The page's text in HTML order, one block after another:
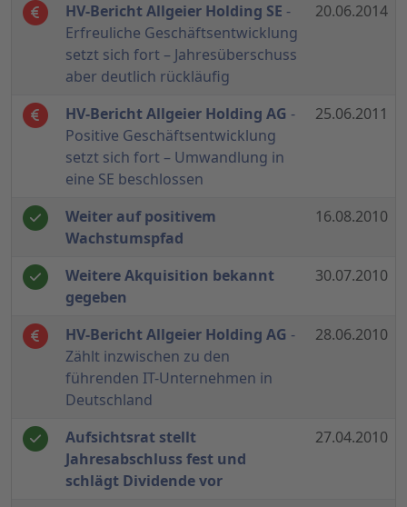
HV-Bericht Allgeier Holding SE -
Erfreuliche Geschäftsentwicklung
setzt sich fort – Jahresüberschuss
aber deutlich rückläufig
20.06.2014
HV-Bericht Allgeier Holding AG -
Positive Geschäftsentwicklung
setzt sich fort – Umwandlung in
eine SE beschlossen
25.06.2011
Weiter auf positivem
Wachstumspfad
16.08.2010
Weitere Akquisition bekannt
gegeben
30.07.2010
HV-Bericht Allgeier Holding AG -
Zählt inzwischen zu den
führenden IT-Unternehmen in
Deutschland
28.06.2010
Aufsichtsrat stellt
Jahresabschluss fest und
schlägt Dividende vor
27.04.2010